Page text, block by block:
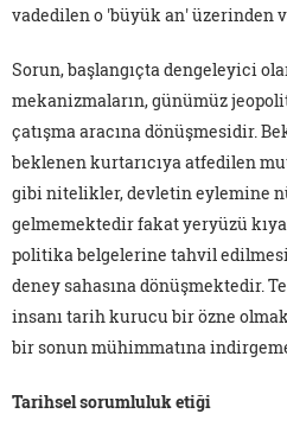
vadedilen o 'büyük an' üzerinden
Sorun, başlangıçta dengeleyici
mekanizmaların, günümüz
çatışma aracına dönüşmesidir.
beklenen kurtarıcıya atfedilen
gibi nitelikler, devletin eylemine
gelmemektedir fakat yeryüzü
politika belgelerine tahvil
deney sahasına dönüşmektedir.
insanı tarih kurucu bir özne
bir sonun mühimmatına
Tarihsel sorumluluk etiği